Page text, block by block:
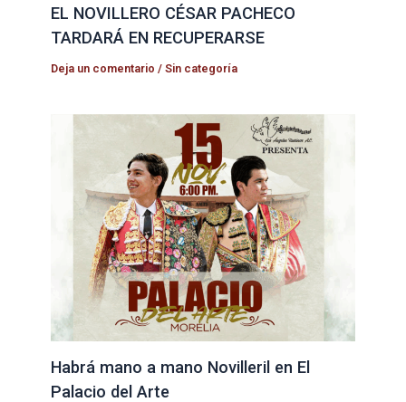
EL NOVILLERO CÉSAR PACHECO
TARDARÁ EN RECUPERARSE
Deja un comentario /Sin categoría
Habrá mano a mano Novilleril en El
Palacio del Arte